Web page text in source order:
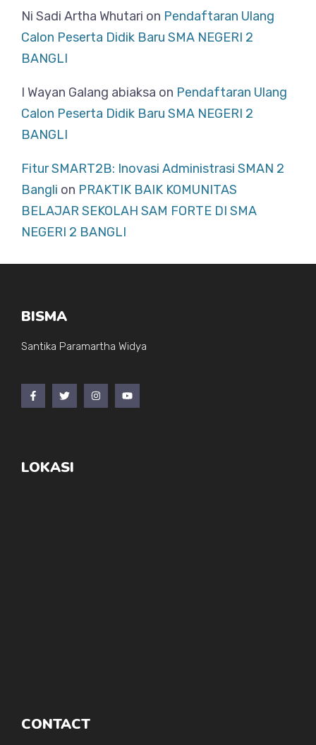
Ni Sadi Artha Whutari on Pendaftaran Ulang
Calon Peserta Didik Baru SMA NEGERI 2
BANGLI
I Wayan Galang abiaksa on Pendaftaran Ulang
Calon Peserta Didik Baru SMA NEGERI 2
BANGLI
Fitur SMART2B: Inovasi Administrasi SMAN 2
Bangli on PRAKTIK BAIK KOMUNITAS
BELAJAR SEKOLAH SAM FORTE DI SMA
NEGERI 2 BANGLI
BISMA
Santika Paramartha Widya
LOKASI
CONTACT